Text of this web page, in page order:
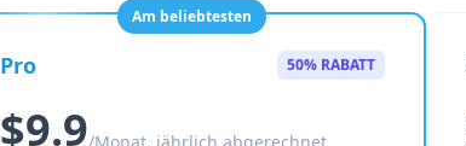
Am beliebtesten
Pro 50% RABATT
$9.9